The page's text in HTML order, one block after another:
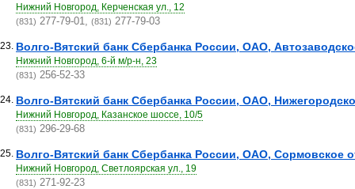
Нижний Новгород, Керченская ул., 12
(831) 277-79-01, (831) 277-79-03
Волго-Вятский банк Сбербанка России, ОАО,
Нижний Новгород, 6-й м/р-н, 23
(831) 256-52-33
Волго-Вятский банк Сбербанка России, ОАО,
Нижний Новгород, Казанское шоссе, 10/5
(831) 296-29-68
Волго-Вятский банк Сбербанка России, ОАО, Сормовское
Нижний Новгород, Светлоярская ул., 19
(831) 271-92-23